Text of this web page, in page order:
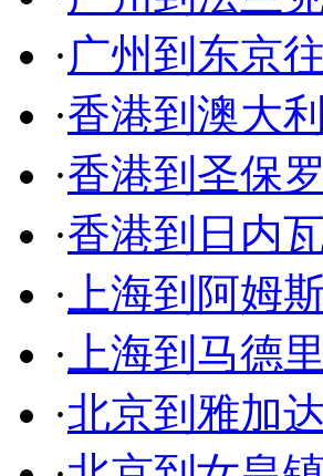
·广州到东京
·香港到澳大
·香港到圣保
·香港到日内
· 上海到阿姆
· 上海到马德
·北京到雅加